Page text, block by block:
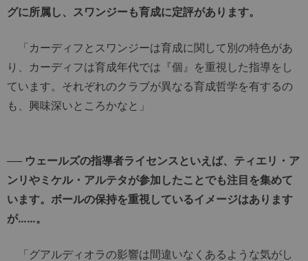
グに所属し、スワンジーも育成に定評があります。
「カーディフとスワンジーは育成に関して別の特色があ
り、カーディフは育成年代では『個』を重視した指導をし
ています。それぞれのクラブが異なる育成哲学を有するの
も、興味深いところかなと」
── ウェールズの指導者ライセンスといえば、ティエリ・ア
ンリやミケル・アルテタが参加したことでも注目を集めて
います。ボールの保持を重視しているイメージはあります
が……。
「グアルディオラの影響は間違いなくあるような気がし